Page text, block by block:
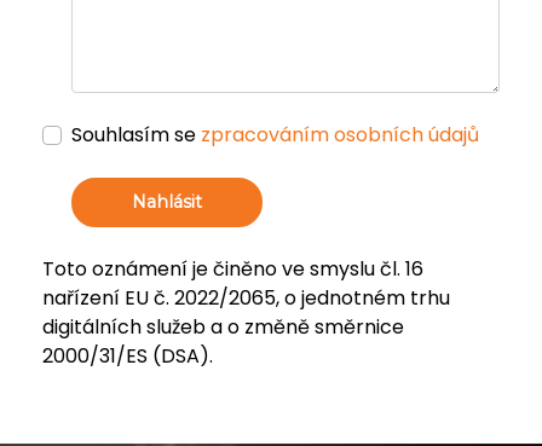
Souhlasím se zpracováním osobních údajů
Nahlásit
Toto oznámení je činěno ve smyslu čl. 16
nařízení EU č. 2022/2065, o jednotném trhu
digitálních služeb a o změně směrnice
2000/31/ES (DSA).